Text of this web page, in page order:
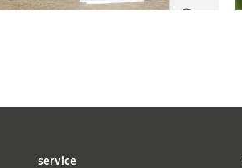
service